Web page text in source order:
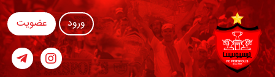
ورود عضویت